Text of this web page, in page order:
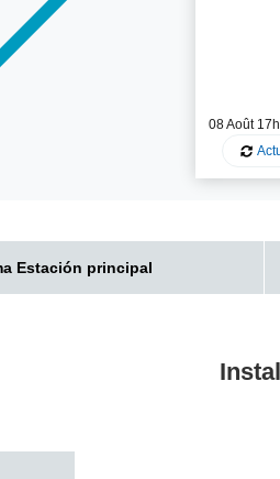
08 Août
Estación principal